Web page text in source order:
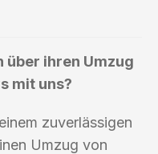
über ihren Umzug
mit uns?
zuverlässigen
Umzug von